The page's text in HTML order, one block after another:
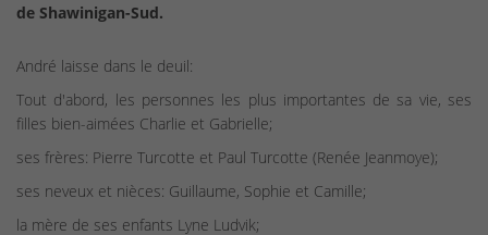
de Shawinigan-Sud.
André laisse dans le deuil:
Tout d'abord, les personnes les plus importantes de sa vie, ses
filles bien-aimées Charlie et Gabrielle;
ses frères: Pierre Turcotte et Paul Turcotte (Renée Jeanmoye);
ses neveux et nièces: Guillaume, Sophie et Camille;
la mère de ses enfants Lyne Ludvik;